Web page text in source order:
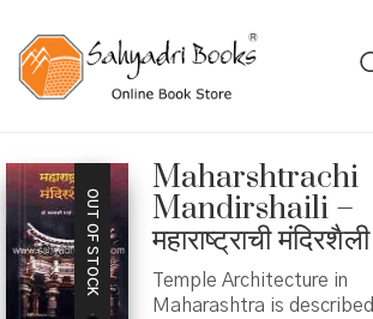
OUT OF STOCK
Maharshtrachi
Mandirshaili –
महाराष्ट्राची मंदिरशैली
Temple Architecture in
Maharashtra is described